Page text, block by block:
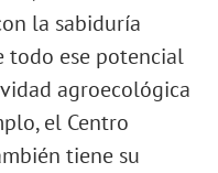
la sabiduría
todo ese potencial
agroecológica
el Centro
tiene su